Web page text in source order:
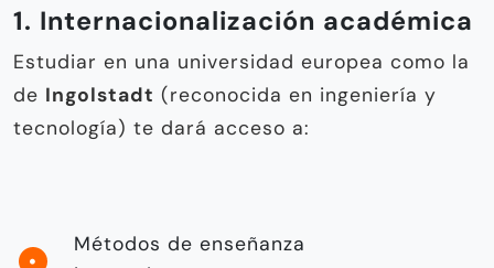
1. Internacionalización académica
Estudiar en una universidad europea como la
de Ingolstadt (reconocida en ingeniería y
tecnología) te dará acceso a:
Métodos de enseñanza